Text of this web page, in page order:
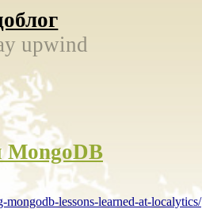
upwind
MongoDB
lessons-learned-at-localytics/